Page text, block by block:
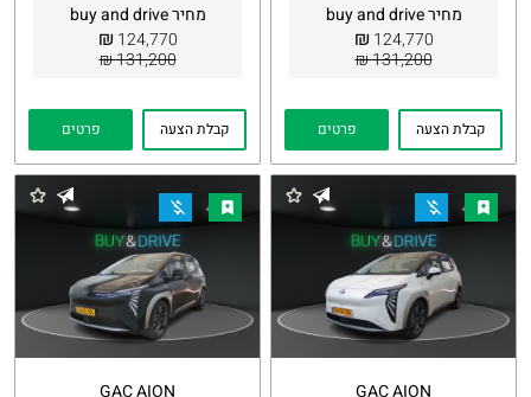
מחיר buy and drive
124,770
₪
131,200 ₪
קבלת הצעה פרטים
מחיר buy and drive
124,770
₪
131,200 ₪
קבלת הצעה פרטים
GAC AION
GAC AION